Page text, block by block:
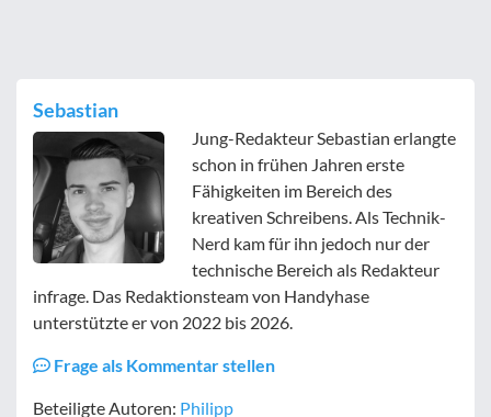
Sebastian
Jung-Redakteur Sebastian erlangte
schon in frühen Jahren erste
Fähigkeiten im Bereich des
kreativen Schreibens. Als Technik-
Nerd kam für ihn jedoch nur der
technische Bereich als Redakteur
infrage. Das Redaktionsteam von Handyhase
unterstützte er von 2022 bis 2026.
Frage als Kommentar stellen
Beteiligte Autoren: Philipp